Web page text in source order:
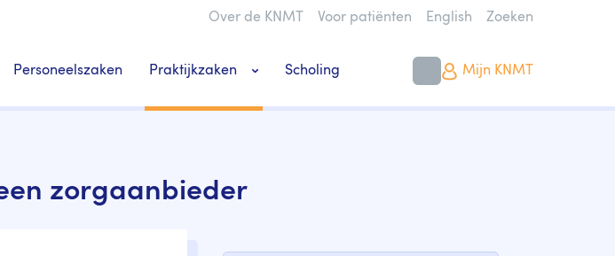
Over de KNMT Voor patiënten English
Zoeken
Personeelszaken Praktijkzaken Scholing Mijn KNMT
zorgaanbieder